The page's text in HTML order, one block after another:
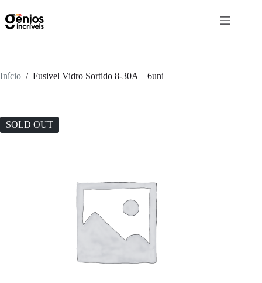
Início / Fusivel Vidro Sortido 8-30A – 6uni
SOLD OUT